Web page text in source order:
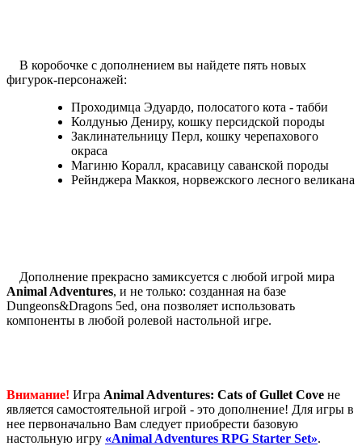
В коробочке с дополнением вы найдете пять новых
фигурок-персонажей:
Проходимца Эдуардо, полосатого кота - табби
Колдунью Дениру, кошку персидской породы
Заклинательницу Перл, кошку черепахового
окраса
Магиню Коралл, красавицу саванской породы
Рейнджера Маккоя, норвежского лесного великана
Дополнение прекрасно замиксуется с любой игрой мира
Animal Adventures, и не только: созданная на базе
Dungeons&Dragons 5ed, она позволяет использовать
компоненты в любой ролевой настольной игре.
Внимание! Игра Animal Adventures: Cats of Gullet Cove не
является самостоятельной игрой - это дополнение! Для игры в
нее первоначально Вам следует приобрести базовую
настольную игру «Animal Adventures RPG Starter Set».